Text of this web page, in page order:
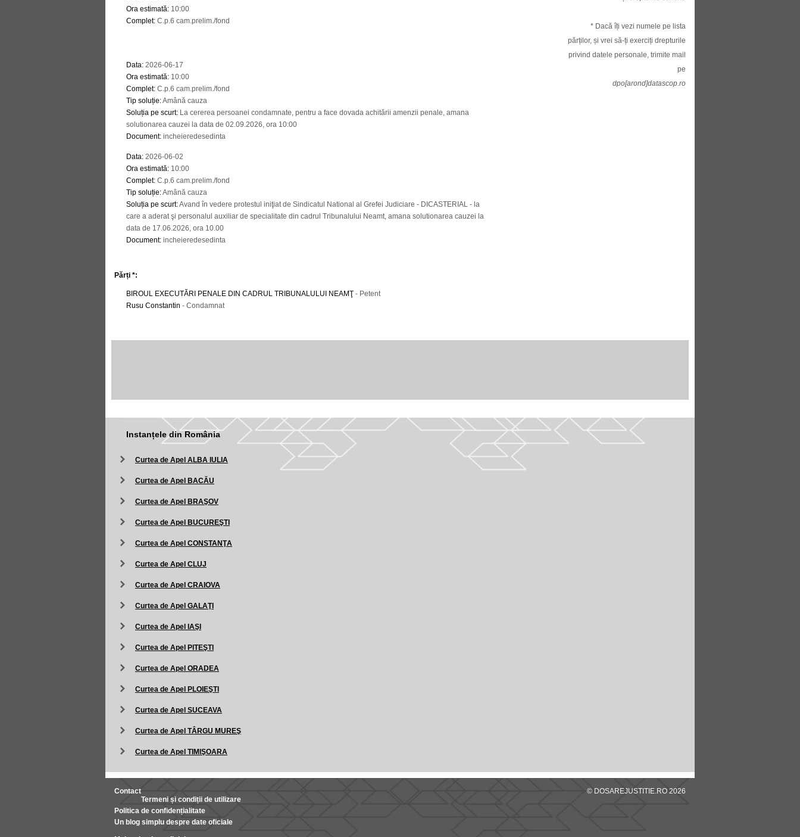
Ora estimată: 10:00
Complet: C.p.6 cam.prelim./fond
Data: 2026-06-17
Ora estimată: 10:00
Complet: C.p.6 cam.prelim./fond
Tip soluție:Amână cauza
Soluția pe scurt: La cererea persoanei condamnate, pentru a face dovada achitării amenzii penale, amana
solutionarea cauzei la data de 02.09.2026, ora 10:00
Document: incheieredesedinta
Data: 2026-06-02
Ora estimată: 10:00
Complet: C.p.6 cam.prelim./fond
Tip soluție:Amână cauza
Soluția pe scurt:Avand în vedere protestul iniţiat de Sindicatul National al Grefei Judiciare - DICASTERIAL - la
care a aderat şi personalul auxiliar de specialitate din cadrul Tribunalului Neamt, amana solutionarea cauzei la
data de 17.06.2026, ora 10.00
Document: incheieredesedinta
Părți *:
BIROUL EXECUTĂRI PENALE DIN CADRUL TRIBUNALULUI NEAMŢ - Petent
Rusu Constantin - Condamnat
* Dacă îți vezi numele pe lista
părților, și vrei să-ți exerciți drepturile
privind datele personale, trimite mail
pe
dpo[arond]datascop.ro
Instanțele din România
Curtea de Apel ALBA IULIA
Curtea de Apel BACĂU
Curtea de Apel BRAŞOV
Curtea de Apel BUCUREŞTI
Curtea de Apel CONSTANŢA
Curtea de Apel CLUJ
Curtea de Apel CRAIOVA
Curtea de Apel GALAŢI
Curtea de Apel IAŞI
Curtea de Apel PITEŞTI
Curtea de Apel ORADEA
Curtea de Apel PLOIEŞTI
Curtea de Apel SUCEAVA
Curtea de Apel TÂRGU MUREŞ
Curtea de Apel TIMIŞOARA
Contact
Termeni și condiții de utilizare
Politica de confidențialitate
Un blog simplu despre date oficiale
© DOSAREJUSTITIE.RO 2026